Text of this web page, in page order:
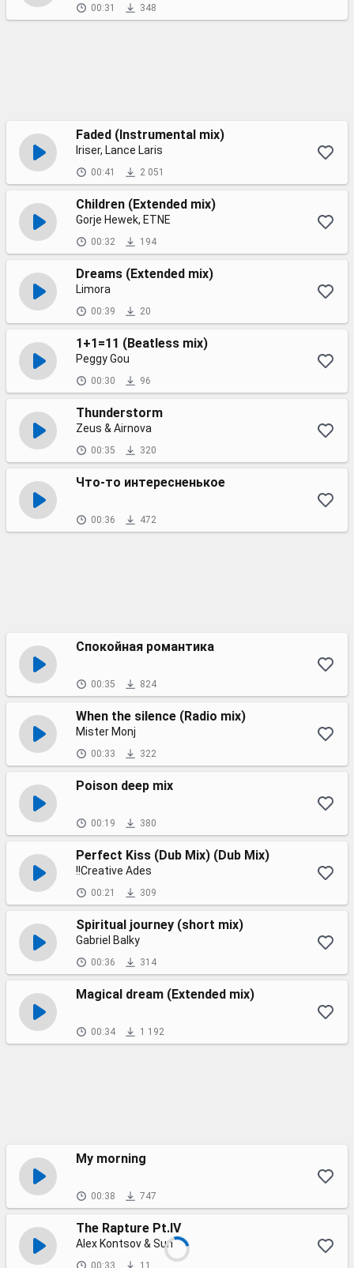
00:31 348
Faded (Instrumental mix)
Iriser, Lance Laris
00:41 2 051
Children (Extended mix)
Gorje Hewek, ETNE
00:32 194
Dreams (Extended mix)
Limora
00:39 20
1+1=11 (Beatless mix)
Peggy Gou
00:30 96
Thunderstorm
Zeus & Airnova
00:35 320
Что-то интересненькое
00:36 472
Спокойная романтика
00:35 824
When the silence (Radio mix)
Mister Monj
00:33 322
Poison deep mix
00:19 380
Perfect Kiss (Dub Mix) (Dub Mix)
!!Creative Ades
00:21 309
Spiritual journey (short mix)
Gabriel Balky
00:36 314
Magical dream (Extended mix)
00:34 1 192
My morning
00:38 747
The Rapture Pt.IV
Alex Kontsov & Sun
00:33 11